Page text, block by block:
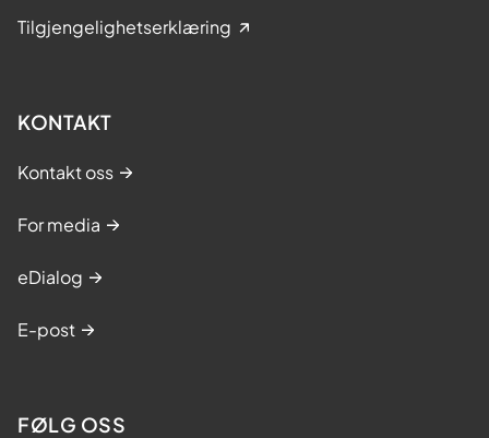
Tilgjengelighetserklæring
KONTAKT
Kontakt oss
For media
eDialog
E-post
FØLG OSS